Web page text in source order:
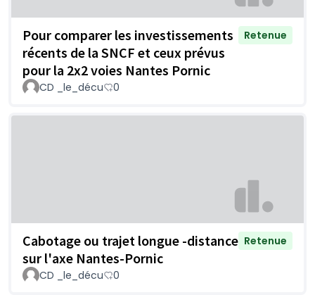
Pour comparer les investissements
récents de la SNCF et ceux prévus
pour la 2x2 voies Nantes Pornic
Retenue
CD _le_décu 0
Cabotage ou trajet longue -distance
sur l'axe Nantes-Pornic
Retenue
CD _le_décu 0